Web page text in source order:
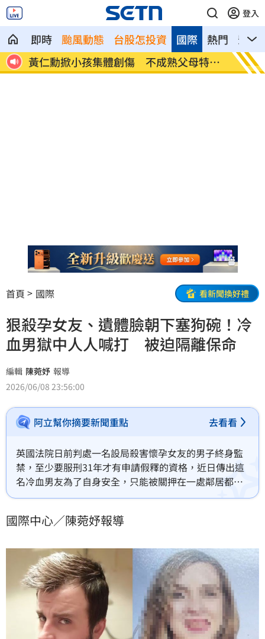
登入
即時 颱風動態 台股怎投資 熱門 影音
國際
司 黃仁勳掀小孩集體創傷 不成熟父母特徵
曝
氣象
首頁 國際 看新聞換好禮
狠殺孕女友、遺體臉朝下塞狗碗！冷
血男獄中人人喊打 被迫隔離保命
編輯 陳菀妤 報導
2026/06/08 23:56:00
阿立幫你摘要新聞重點 去看看
英國法院日前判處一名設局殺害懷孕女友的男子終身監
禁，至少要服刑31年才有申請假釋的資格，近日傳出這
名冷血男友為了自身安全，只能被關押在一處鄰居都是
老弱囚犯的醫院監區。
國際中心／陳菀妤報導